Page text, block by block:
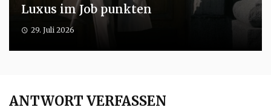
Luxus im Job punkten
29. Juli 2026
ANTWORT VERFASSEN